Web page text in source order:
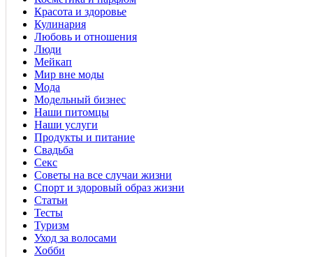
Красота и здоровье
Кулинария
Любовь и отношения
Люди
Мейкап
Мир вне моды
Мода
Модельный бизнес
Наши питомцы
Наши услуги
Продукты и питание
Свадьба
Секс
Советы на все случаи жизни
Спорт и здоровый образ жизни
Статьи
Тесты
Туризм
Уход за волосами
Хобби